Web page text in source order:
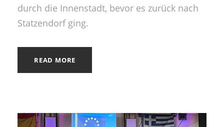
durch die Innenstadt, bevor es zurück nach
Statzendorf ging.
READ MORE